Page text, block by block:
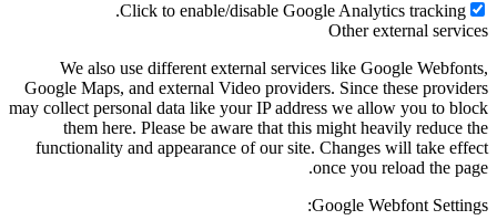
Click to enable/disable Google Analytics tracking.
Other external services
We also use different external services like Google Webfonts,
Google Maps, and external Video providers. Since these providers
may collect personal data like your IP address we allow you to block
them here. Please be aware that this might heavily reduce the
functionality and appearance of our site. Changes will take effect
once you reload the page.
Google Webfont Settings: